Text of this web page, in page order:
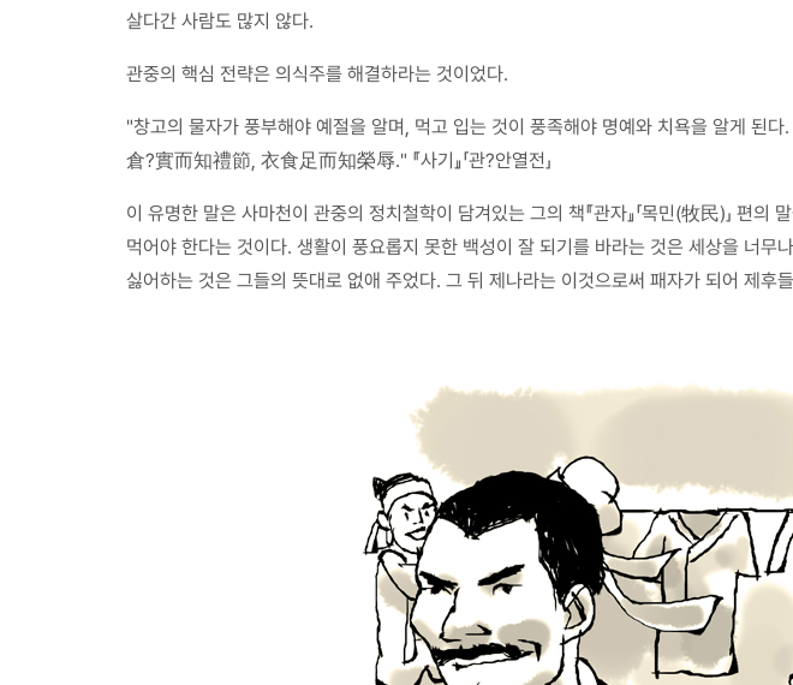
살다간 사람도 많지 않다.
관중의 핵심 전략은 의식주를 해결하라는 것이었다.
"창고의 물자가 풍부해야 예절을 알며, 먹고 입는 것이 풍족해야 명예와 치욕을 알게 된다.
倉?實而知禮節, 衣食足而知榮辱." 『사기』「관?안열전」
이 유명한 말은 사마천이 관중의 정치철학이 담겨있는 그의 책『관자』「목민(牧民)」 편
먹어야 한다는 것이다. 생활이 풍요롭지 못한 백성이 잘 되기를 바라는 것은 세상을 너
싫어하는 것은 그들의 뜻대로 없애 주었다. 그 뒤 제나라는 이것으로써 패자가 되어 제후